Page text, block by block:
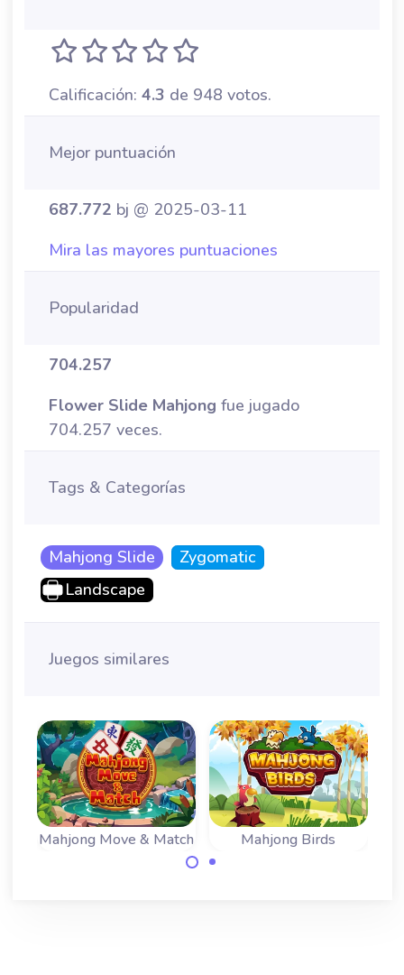
Calificación: 4.3 de 948 votos.
Mejor puntuación
687.772 bj @ 2025-03-11
Mira las mayores puntuaciones
Popularidad
704.257
Flower Slide Mahjong fue jugado
704.257 veces.
Tags & Categorías
Mahjong Slide
Zygomatic
Landscape
Juegos similares
Mahjong Move & Match Mahjong Birds